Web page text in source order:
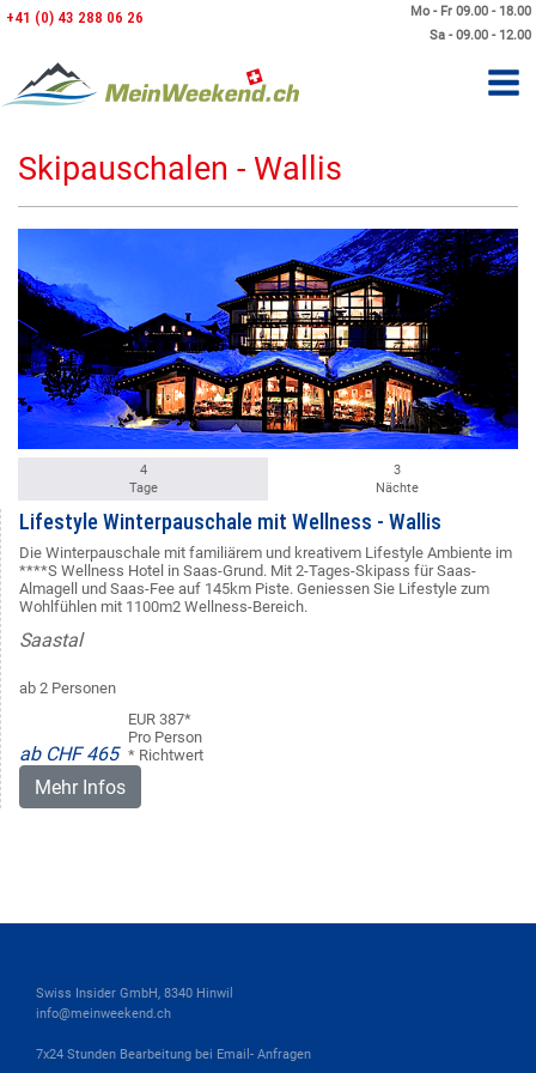
Mo - Fr 09.00 - 18.00
Sa - 09.00 - 12.00
+41 (0) 43 288 06 26
Skipauschalen - Wallis
4
Tage
3
Nächte
Lifestyle Winterpauschale mit Wellness - Wallis
Die Winterpauschale mit familiärem und kreativem Lifestyle Ambiente im
****S Wellness Hotel in Saas-Grund. Mit 2-Tages-Skipass für Saas-
Almagell und Saas-Fee auf 145km Piste. Geniessen Sie Lifestyle zum
Wohlfühlen mit 1100m2 Wellness-Bereich.
Saastal
ab 2 Personen
ab CHF 465
EUR 387*
Pro Person
* Richtwert
Mehr Infos
Swiss Insider GmbH, 8340 Hinwil
info@meinweekend.ch
7x24 Stunden Bearbeitung bei Email- Anfragen